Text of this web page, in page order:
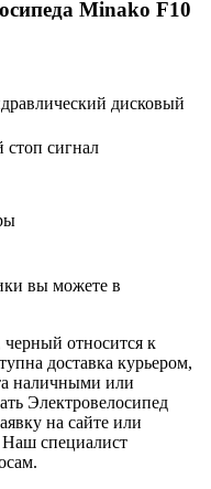
Minako F10
дисковый
стоп сигнал
вы можете в
относится к
доставка курьером,
наличными или
Электровелосипед
на сайте или
Наш специалист